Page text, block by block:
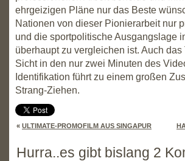
ehrgeizigen Pläne nur das Beste
Nationen von dieser Pionierarbeit nur
und die sportpolitische Ausgangslage
überhaupt zu vergleichen ist. Auch
Sicht in den nur zwei Minuten des
Identifikation führt zu einem großen
Strang-Ziehen.
« ULTIMATE-PROMOFILM AUS SINGAPUR
Hurra..es gibt bislang 2